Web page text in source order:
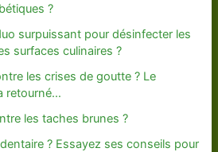
?
surpuissant pour désinfecter les
surfaces culinaires ?
les crises de goutte ? Le
retourné…
les taches brunes ?
? Essayez ses conseils pour